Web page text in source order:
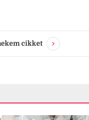
cikket